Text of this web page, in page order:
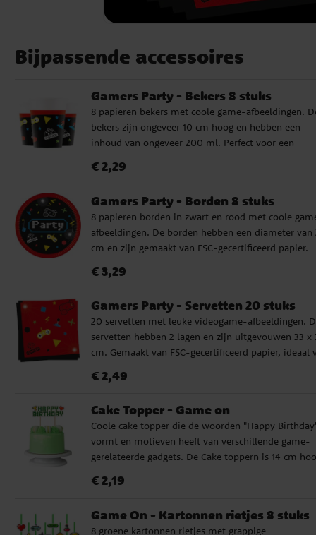
Bijpassende accessoires
Gamers Party - Bekers 8 stuks
8 papieren bekers met coole game-afbeeldingen.
bekers zijn ongeveer 10 cm hoog en hebben een
inhoud van ongeveer 200 ml. Perfect voor een
Prijs :€ 2,29
€ 2,29
Gamers Party - Borden 8 stuks
8 papieren borden in zwart en rood met coole
afbeeldingen. De borden hebben een diameter van
cm en zijn gemaakt van FSC-gecertificeerd papier.
Prijs :€ 3,29
€ 3,29
Gamers Party - Servetten 20 stuks
20 servetten met leuke videogame-afbeeldingen.
servetten hebben 2 lagen en zijn uitgevouwen 33 x
cm. Gemaakt van FSC-gecertificeerd papier, ideaal
Prijs :€ 2,49
€ 2,49
Cake Topper - Game on
Coole cake topper die de woorden "Happy
vormt en motieven heeft van verschillende game-
gerelateerde gadgets. De Cake toppern is 14 cm
Prijs :€ 2,19
€ 2,19
Game On - Kartonnen rietjes 8 stuks
8 groene kartonnen rietjes met grappige